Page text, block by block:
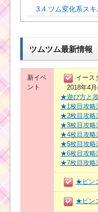
3.4 ツム変化系ス
ツムツム最新情報
新イベ
ント
イース
2018年4月
★遊び方と
★1枚目攻略
★2枚目攻略
★3枚目攻略
★4枚目攻略
★5枚目攻略
★6枚目攻略
★7枚目攻略
★ビン
★ビン